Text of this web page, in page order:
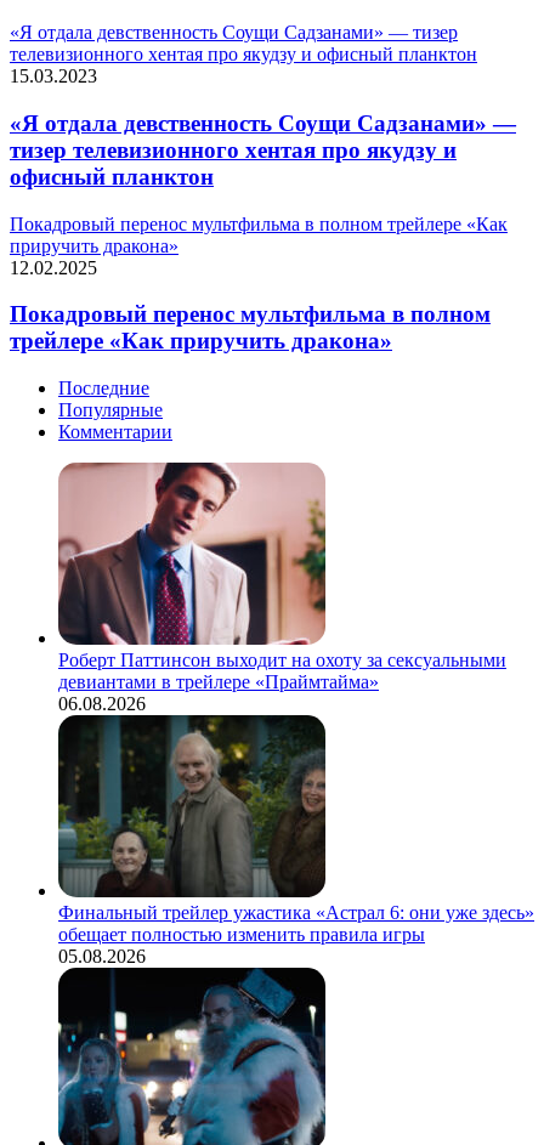
«Я отдала девственность Соущи Садзанами» — тизер
телевизионного хентая про якудзу и офисный планктон
15.03.2023
«Я отдала девственность Соущи Садзанами» —
тизер телевизионного хентая про якудзу и
офисный планктон
Покадровый перенос мультфильма в полном трейлере «Как
приручить дракона»
12.02.2025
Покадровый перенос мультфильма в полном
трейлере «Как приручить дракона»
Последние
Популярные
Комментарии
Роберт Паттинсон выходит на охоту за сексуальными
девиантами в трейлере «Праймтайма»
06.08.2026
Финальный трейлер ужастика «Астрал 6: они уже здесь»
обещает полностью изменить правила игры
05.08.2026